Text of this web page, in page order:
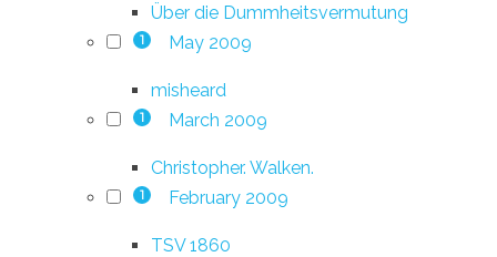
Über die Dummheitsvermutung
1 May 2009
misheard
1 March 2009
Christopher. Walken.
1 February 2009
TSV 1860